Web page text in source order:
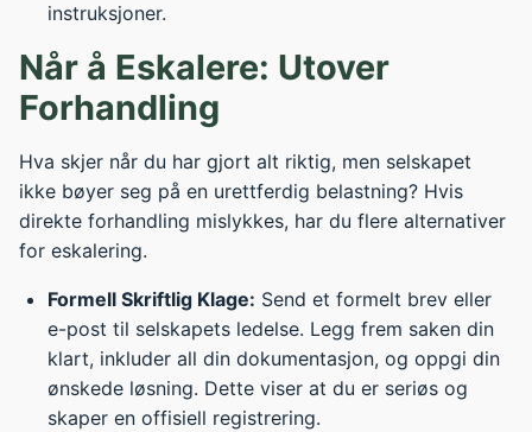
instruksjoner.
Når å Eskalere: Utover
Forhandling
Hva skjer når du har gjort alt riktig, men selskapet
ikke bøyer seg på en urettferdig belastning? Hvis
direkte forhandling mislykkes, har du flere alternativer
for eskalering.
Formell Skriftlig Klage: Send et formelt brev eller
e-post til selskapets ledelse. Legg frem saken din
klart, inkluder all din dokumentasjon, og oppgi din
ønskede løsning. Dette viser at du er seriøs og
skaper en offisiell registrering.